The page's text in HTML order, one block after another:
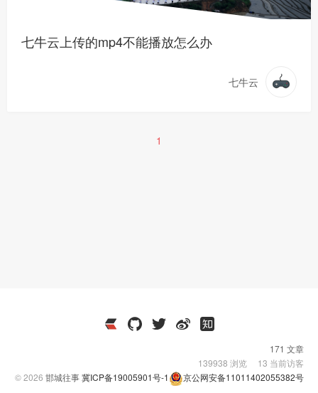
七牛云上传的mp4不能播放怎么办
七牛云
1
171 文章
139938 浏览 13 当前访客
© 2026 邯城往事冀ICP备19005901号-1 京公网安备11011402055382号